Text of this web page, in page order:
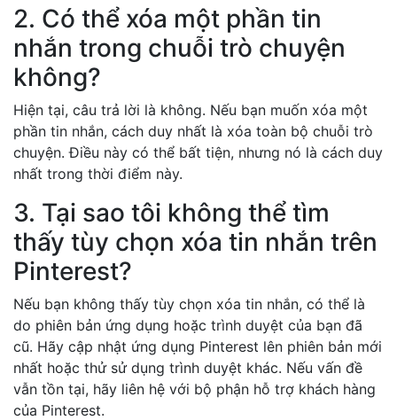
2. Có thể xóa một phần tin
nhắn trong chuỗi trò chuyện
không?
Hiện tại, câu trả lời là không. Nếu bạn muốn xóa một
phần tin nhắn, cách duy nhất là xóa toàn bộ chuỗi trò
chuyện. Điều này có thể bất tiện, nhưng nó là cách duy
nhất trong thời điểm này.
3. Tại sao tôi không thể tìm
thấy tùy chọn xóa tin nhắn trên
Pinterest?
Nếu bạn không thấy tùy chọn xóa tin nhắn, có thể là
do phiên bản ứng dụng hoặc trình duyệt của bạn đã
cũ. Hãy cập nhật ứng dụng Pinterest lên phiên bản mới
nhất hoặc thử sử dụng trình duyệt khác. Nếu vấn đề
vẫn tồn tại, hãy liên hệ với bộ phận hỗ trợ khách hàng
của Pinterest.